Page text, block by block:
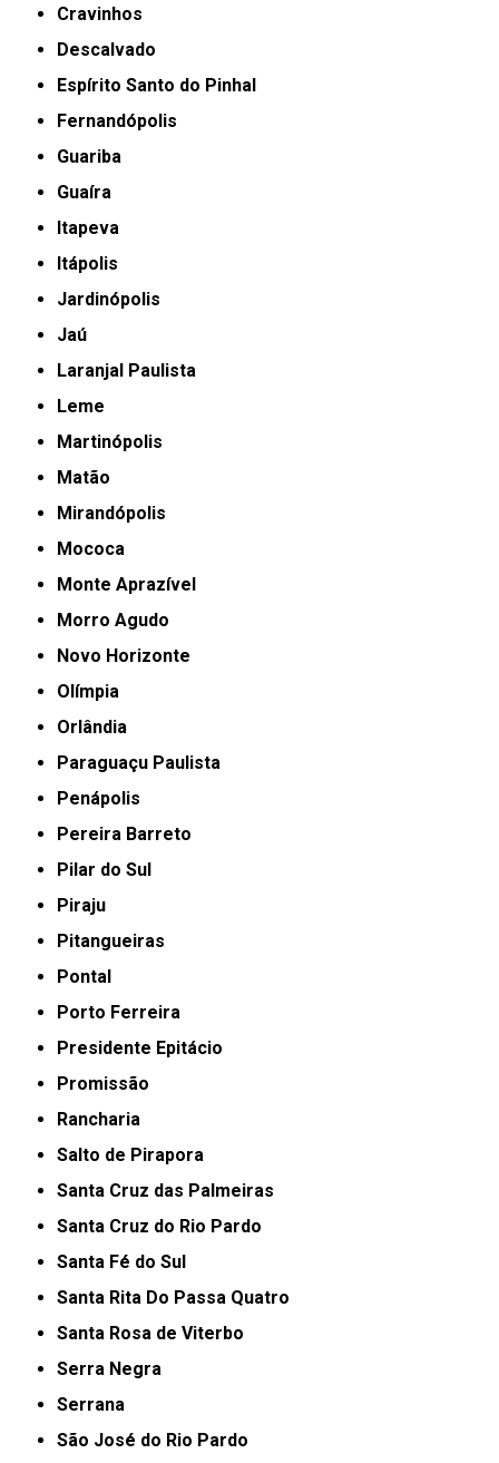
Cravinhos
Descalvado
Espírito Santo do Pinhal
Fernandópolis
Guariba
Guaíra
Itapeva
Itápolis
Jardinópolis
Jaú
Laranjal Paulista
Leme
Martinópolis
Matão
Mirandópolis
Mococa
Monte Aprazível
Morro Agudo
Novo Horizonte
Olímpia
Orlândia
Paraguaçu Paulista
Penápolis
Pereira Barreto
Pilar do Sul
Piraju
Pitangueiras
Pontal
Porto Ferreira
Presidente Epitácio
Promissão
Rancharia
Salto de Pirapora
Santa Cruz das Palmeiras
Santa Cruz do Rio Pardo
Santa Fé do Sul
Santa Rita Do Passa Quatro
Santa Rosa de Viterbo
Serra Negra
Serrana
São José do Rio Pardo